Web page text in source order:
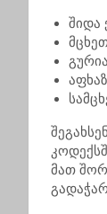
შიდა
მათ